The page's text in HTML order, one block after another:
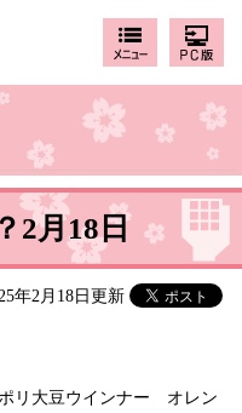
2月18日
年2月18日更新
大豆ウインナー オレン